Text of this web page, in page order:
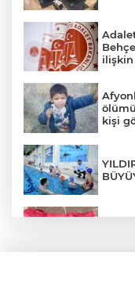
ilişkin
kişi